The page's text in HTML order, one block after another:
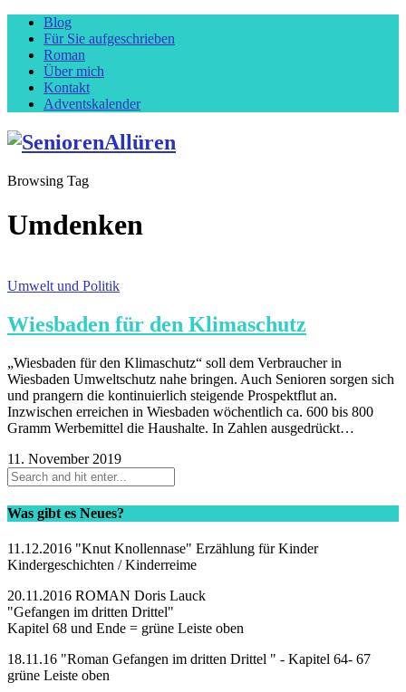
Blog
Für Sie aufgeschrieben
Roman
Über mich
Kontakt
Adventskalender
Browsing Tag
Umdenken
Umwelt und Politik
Wiesbaden für den Klimaschutz
„Wiesbaden für den Klimaschutz“ soll dem Verbraucher in
Wiesbaden Umweltschutz nahe bringen. Auch Senioren sorgen sich
und prangern die kontinuierlich steigende Prospektflut an.
Inzwischen erreichen in Wiesbaden wöchentlich ca. 600 bis 800
Gramm Werbemittel die Haushalte. In Zahlen ausgedrückt…
11. November 2019
Was gibt es Neues?
11.12.2016 "Knut Knollennase" Erzählung für Kinder
Kindergeschichten / Kinderreime
20.11.2016 ROMAN Doris Lauck
"Gefangen im dritten Drittel"
Kapitel 68 und Ende = grüne Leiste oben
18.11.16 "Roman Gefangen im dritten Drittel " - Kapitel 64- 67
grüne Leiste oben